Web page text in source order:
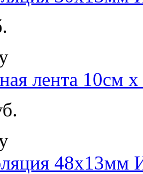
лента 10cм